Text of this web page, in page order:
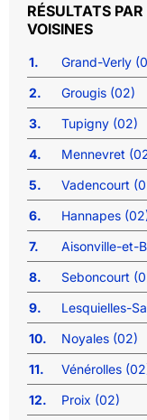
VOISINES
1.
Grand-Verly
2.
Grougis (02)
3.
Tupigny (02)
4.
Mennevret
5.
Vadencourt
6.
Hannapes
7.
Aisonville-et-
8.
Seboncourt
9.
Lesquielles-
10.
Noyales (02)
11.
Vénérolles
12.
Proix (02)